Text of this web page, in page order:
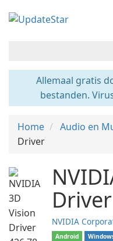
Allemaal gratis
bestanden.
Home Audio en
Driver
NVIDIA
Android